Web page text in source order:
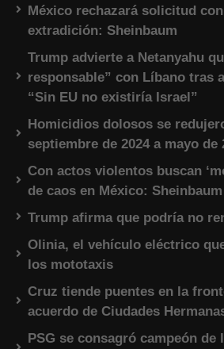
México rechazará solicitud
extradición: Sheinbaum
Trump advierte a Netanyahu
responsable” con Líbano tras
“Sin EU no existiría Israel”
Homicidios dolosos se
septiembre de 2024 a mayo de
Con actos violentos buscan
de caos en México: Sheinbaum
Trump afirma que podría no
Olinia, el vehículo eléctrico
los mototaxis
Cruz tiende puentes en la
acuerdo de Ciudades
PSG se consagró campeón de